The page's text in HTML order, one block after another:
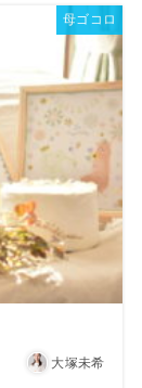
母ゴコロ
大塚未希